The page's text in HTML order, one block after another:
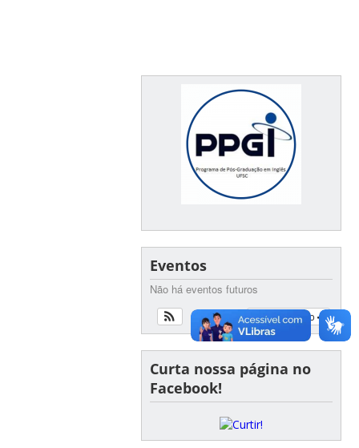
Eventos
Não há eventos futuros
Ver calendário
Curta nossa página no
Facebook!